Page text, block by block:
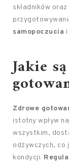
składników
samopoczucia
Jakie
Zdrowe
istotny wpływ
wszystkim,
odżywczych, co
kondycji.